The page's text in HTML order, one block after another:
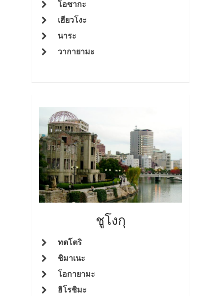
โอซากะ
เฮียวโงะ
นาระ
วากายามะ
ชูโงกุ
ทตโตริ
ชิมาเนะ
โอกายามะ
ฮิโรชิมะ